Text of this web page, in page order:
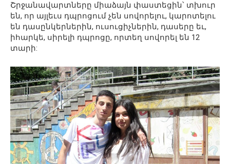
Շրջանավարտները միաձայն փաստեցին՝ տխուր
են, որ այլեւս դպրոցում չեն սովորելու, կարոտելու
են դասընկերներին, ուսուցիչներին, դասերը եւ,
իհարկե, սիրելի դպրոցը, որտեղ սովորել են 12
տարի: